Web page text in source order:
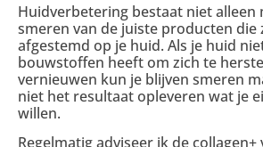
Huidverbetering bestaat niet alleen
smeren van de juiste producten die
afgestemd op je huid. Als je huid
bouwstoffen heeft om zich te
vernieuwen kun je blijven smeren
niet het resultaat opleveren wat je
willen.
Regelmatig adviseer ik de collagen+